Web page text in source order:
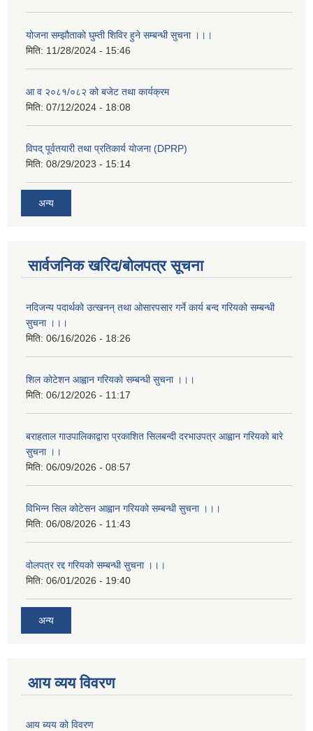
योजना सम्झौताको घुम्ती शिविर हुने सम्बन्धी सुचना ।।।
मिति: 11/28/2024 - 15:46
आ व २०८१/०८२ को बजेट तथा कार्यक्रम
मिति: 07/12/2024 - 18:08
विपद् पूर्वतयारी तथा प्रतिकार्य योजना (DPRP)
मिति: 08/29/2023 - 15:14
अन्य
सार्वजनिक खरिद/बोलपत्र सूचना
नदिजन्य पदार्थको उत्खनन् तथा ओसारपसार गर्ने कार्य बन्द गरियको सम्बन्धी
सुचना ।।।
मिति: 06/16/2026 - 18:26
शिल कोटेशन आह्वान गरियको सम्बन्धी सुचना ।।।
मिति: 06/12/2026 - 11:17
बराहताल गाउपालिकाद्वारा प्रकाशित सिलबन्दी दरभाउपत्र आह्वान गरियको बारे
सुचना ।।
मिति: 06/09/2026 - 08:57
विभिन्न सिल कोटेसन आह्वान गरियको सम्बन्धी सुचना ।।।
मिति: 06/08/2026 - 11:43
वोलपत्र रद्द गरियको सम्बन्धी सुचना ।।।
मिति: 06/01/2026 - 19:40
अन्य
आय व्यय विवरण
आय ब्यय को विवरण